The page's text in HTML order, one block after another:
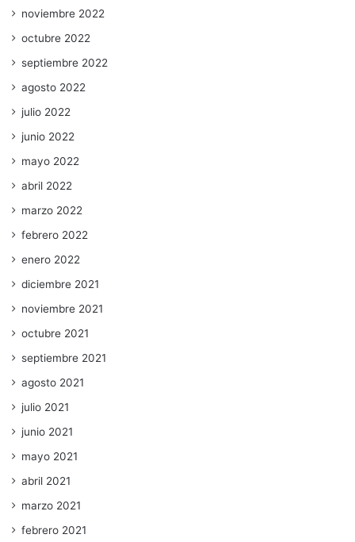
noviembre 2022
octubre 2022
septiembre 2022
agosto 2022
julio 2022
junio 2022
mayo 2022
abril 2022
marzo 2022
febrero 2022
enero 2022
diciembre 2021
noviembre 2021
octubre 2021
septiembre 2021
agosto 2021
julio 2021
junio 2021
mayo 2021
abril 2021
marzo 2021
febrero 2021